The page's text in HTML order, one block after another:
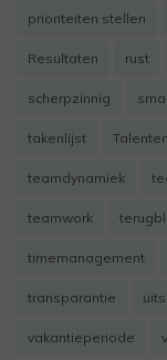
prioriteiten stellen
Resultaten rust
scherpzinnig
takenlijst Talenten
teamdynamiek
teamwork
timemanagement
transparantie
vakantieperiode